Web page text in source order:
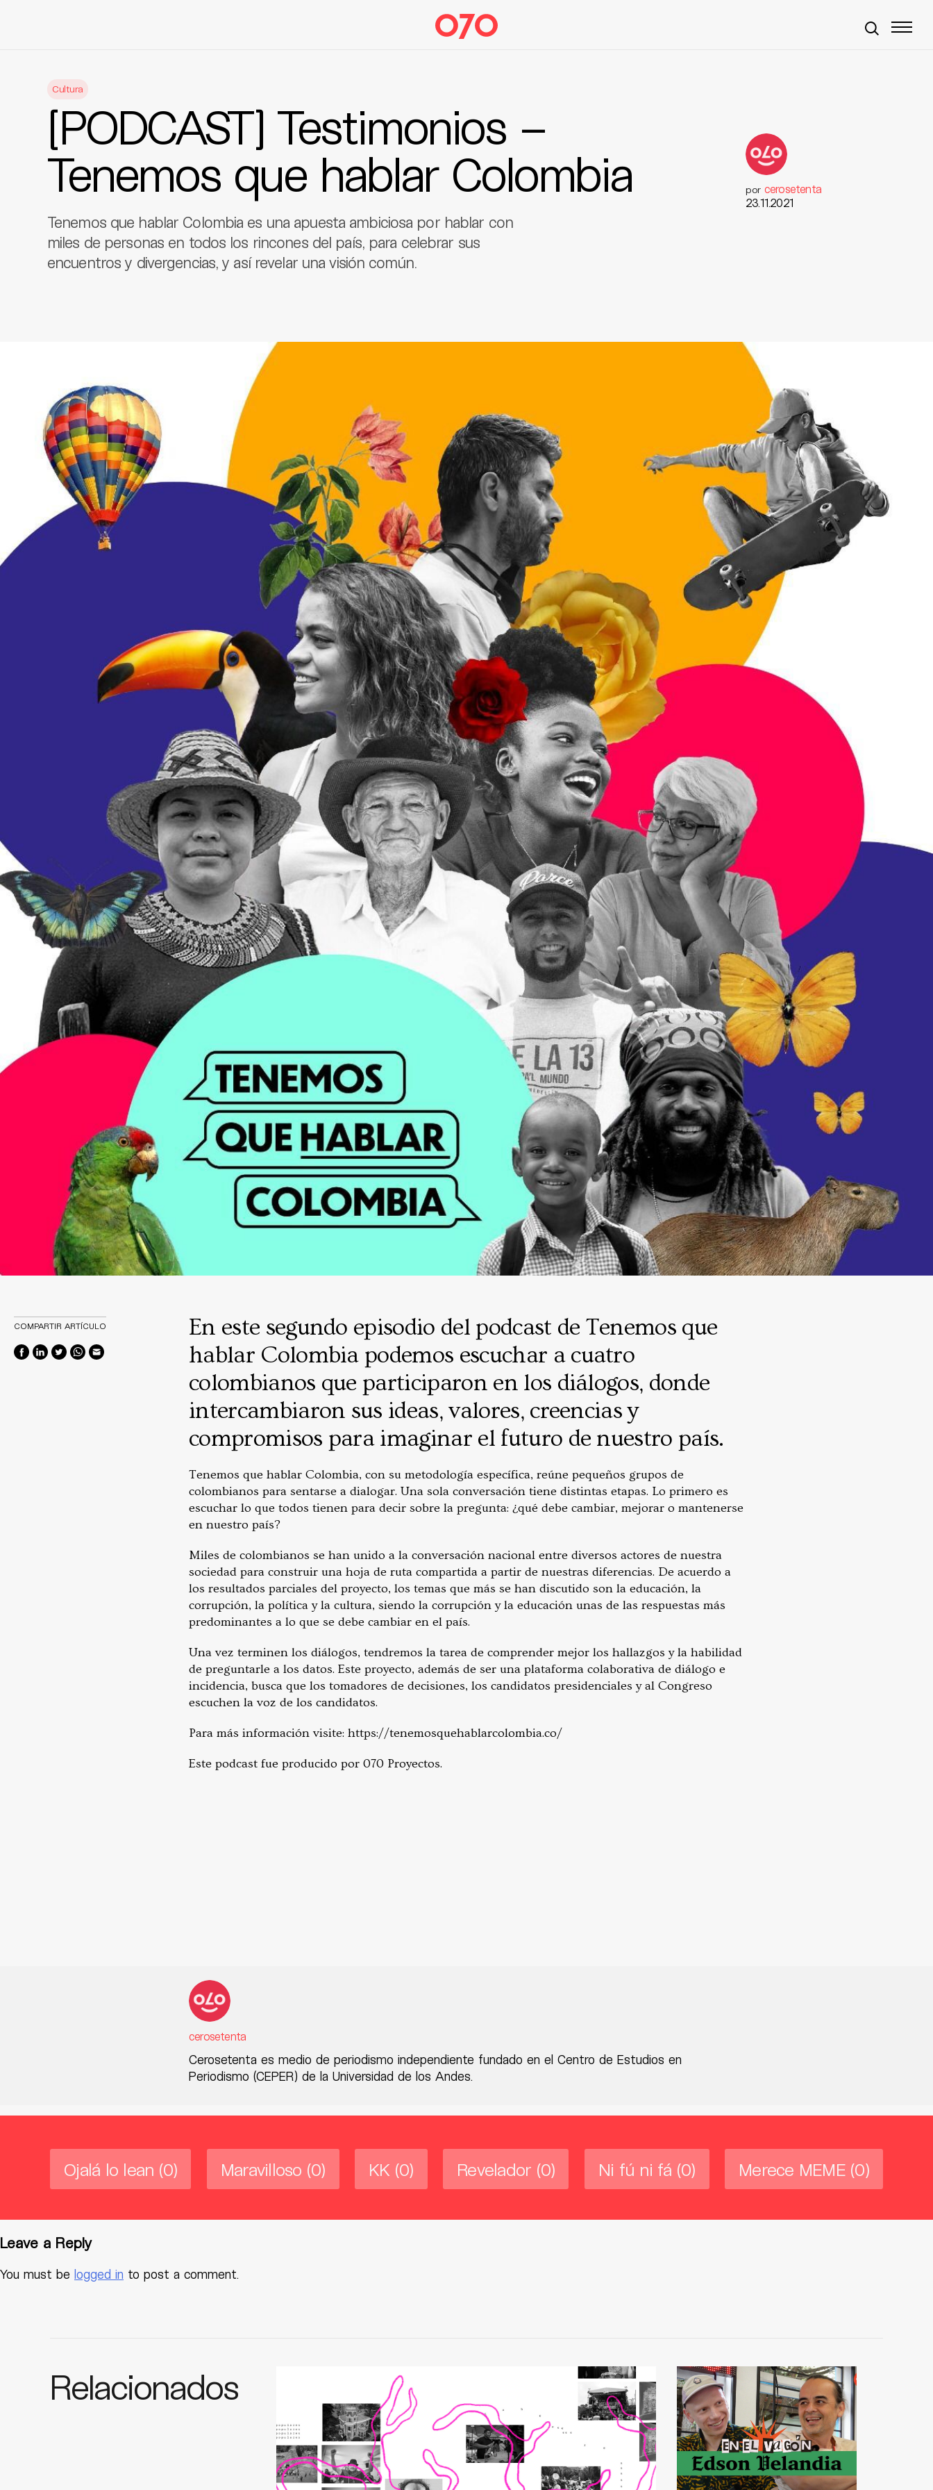
Cultura
[PODCAST] Testimonios –
Tenemos que hablar Colombia
Tenemos que hablar Colombia es una apuesta ambiciosa por hablar con
miles de personas en todos los rincones del país, para celebrar sus
encuentros y divergencias, y así revelar una visión común.
por cerosetenta
23.11.2021
En este segundo episodio del podcast de Tenemos que
hablar Colombia podemos escuchar a cuatro
colombianos que participaron en los diálogos, donde
intercambiaron sus ideas, valores, creencias y
compromisos para imaginar el futuro de nuestro país.
Tenemos que hablar Colombia, con su metodología específica, reúne pequeños grupos de
colombianos para sentarse a dialogar. Una sola conversación tiene distintas etapas. Lo primero es
escuchar lo que todos tienen para decir sobre la pregunta: ¿qué debe cambiar, mejorar o mantenerse
en nuestro país?
Miles de colombianos se han unido a la conversación nacional entre diversos actores de nuestra
sociedad para construir una hoja de ruta compartida a partir de nuestras diferencias. De acuerdo a
los resultados parciales del proyecto, los temas que más se han discutido son la educación, la
corrupción, la política y la cultura, siendo la corrupción y la educación unas de las respuestas más
predominantes a lo que se debe cambiar en el país.
Una vez terminen los diálogos, tendremos la tarea de comprender mejor los hallazgos y la habilidad
de preguntarle a los datos. Este proyecto, además de ser una plataforma colaborativa de diálogo e
incidencia, busca que los tomadores de decisiones, los candidatos presidenciales y al Congreso
escuchen la voz de los candidatos.
Para más información visite: https://tenemosquehablarcolombia.co/
Este podcast fue producido por 070 Proyectos.
COMPARTIR ARTÍCULO
cerosetenta
Cerosetenta es medio de periodismo independiente fundado en el Centro de Estudios en
Periodismo (CEPER) de la Universidad de los Andes.
Ojalá lo lean (0) Maravilloso (0) KK (0) Revelador (0) Ni fú ni fá (0) Merece MEME (0)
Leave a Reply
You must be logged in to post a comment.
Relacionados